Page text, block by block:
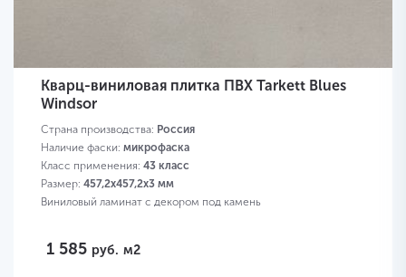
Кварц-виниловая плитка ПВХ Tarkett Blues
Windsor
Страна производства: Россия
Наличие фаски: микрофаска
Класс применения: 43 класс
Размер: 457,2х457,2х3 мм
Виниловый ламинат с декором под камень
1 585 руб. м2